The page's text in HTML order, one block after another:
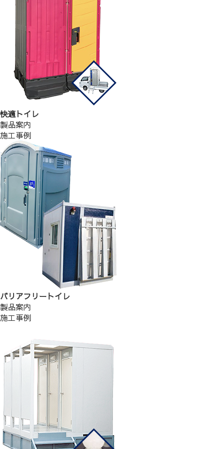
快適トイレ
製品案内
施工事例
バリアフリートイレ
製品案内
施工事例